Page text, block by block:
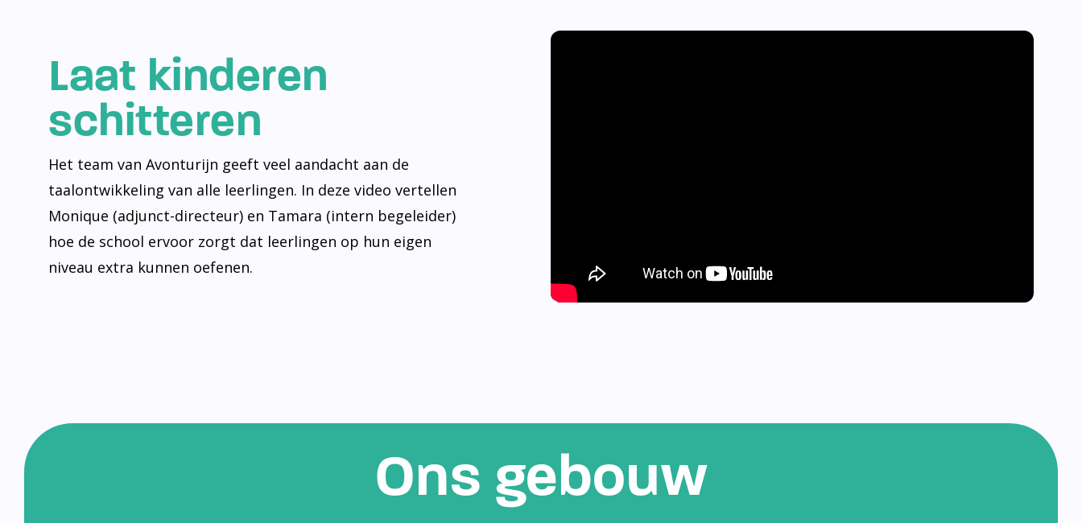
Laat kinderen
schitteren
Het team van Avonturijn geeft veel aandacht aan de
taalontwikkeling van alle leerlingen. In deze video vertellen
Monique (adjunct-directeur) en Tamara (intern begeleider)
hoe de school ervoor zorgt dat leerlingen op hun eigen
niveau extra kunnen oefenen.
Ons gebouw